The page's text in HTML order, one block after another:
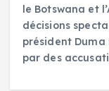
le Botswana et
décisions
président Duma
par des